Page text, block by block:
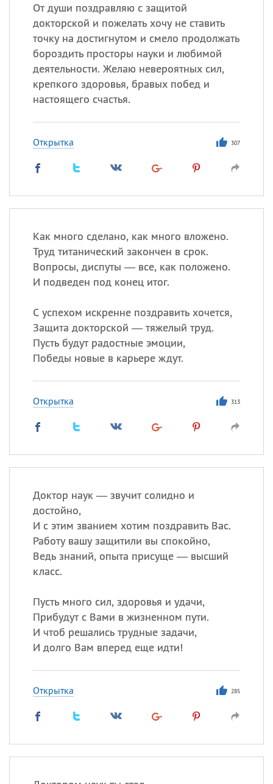
От души поздравляю с защитой
докторской и пожелать хочу не ставить
точку на достигнутом и смело продолжать
бороздить просторы науки и любимой
деятельности. Желаю невероятных сил,
крепкого здоровья, бравых побед и
настоящего счастья.
Открытка 307
Как много сделано, как много вложено.
Труд титанический закончен в срок.
Вопросы, диспуты — все, как положено.
И подведен под конец итог.
С успехом искренне поздравить хочется,
Защита докторской — тяжелый труд.
Пусть будут радостные эмоции,
Победы новые в карьере ждут.
Открытка 313
Доктор наук — звучит солидно и
достойно,
И с этим званием хотим поздравить Вас.
Работу вашу защитили вы спокойно,
Ведь знаний, опыта присуще — высший
класс.
Пусть много сил, здоровья и удачи,
Прибудут с Вами в жизненном пути.
И чтоб решались трудные задачи,
И долго Вам вперед еще идти!
Открытка 285